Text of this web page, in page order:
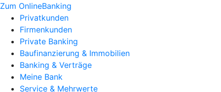
Zum OnlineBanking
Privatkunden
Firmenkunden
Private Banking
Baufinanzierung & Immobilien
Banking & Verträge
Meine Bank
Service & Mehrwerte